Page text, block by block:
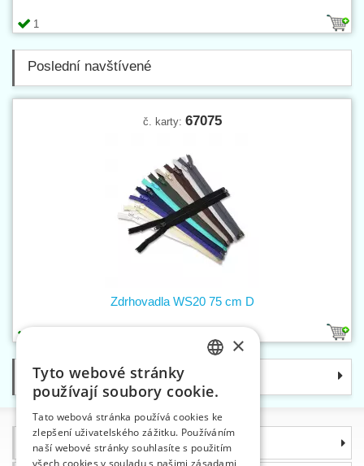
1
Poslední navštívené
č. karty: 67075
Zdrhovadla WS20 75 cm D
Kategorie
Informace
ENGLISH
GERMAN
×
Tyto webové stránky
používají soubory cookie.
Tato webová stránka používá cookies ke
zlepšení uživatelského zážitku. Používáním
naší webové stránky souhlasíte s použitím
všech cookies v souladu s našimi zásadami